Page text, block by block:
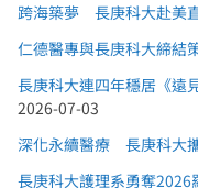
跨海築夢 長庚科大赴美
仁德醫專與長庚科大締
長庚科大連四年穩居《遠
2026-07-03
深化永續醫療 長庚科大
長庚科大護理系勇奪